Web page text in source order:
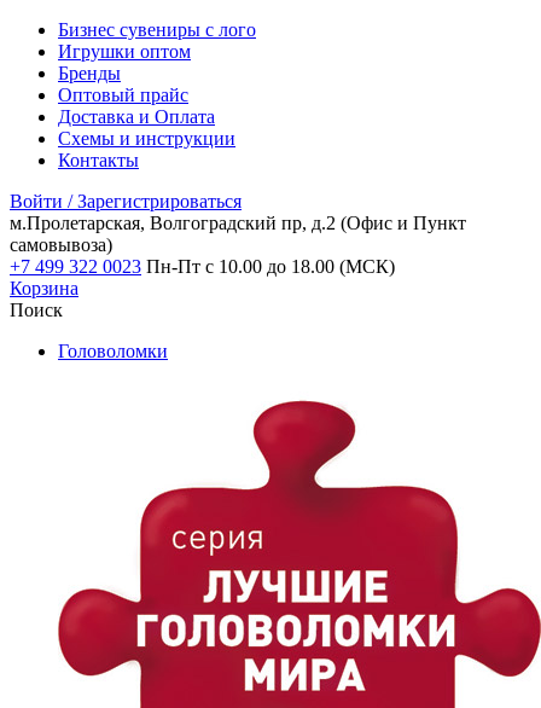
Бизнес сувениры с лого
Игрушки оптом
Бренды
Оптовый прайс
Доставка и Оплата
Схемы и инструкции
Контакты
Войти / Зарегистрироваться
м.Пролетарская, Волгоградский пр, д.2 (Офис и Пункт
самовывоза)
+7 499 322 0023 Пн-Пт с 10.00 до 18.00 (МСК)
Корзина
Поиск
Головоломки